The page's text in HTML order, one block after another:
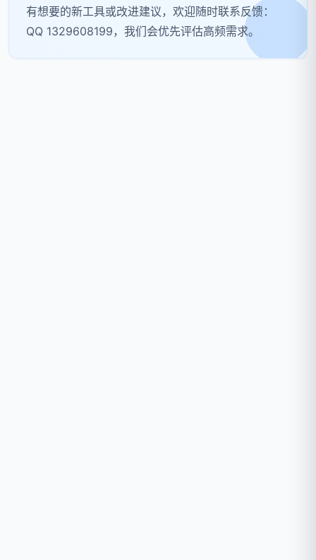
有想要的新工具或改进建议，欢迎随时联系反馈：
QQ 1329608199，我们会优先评估高频需求。